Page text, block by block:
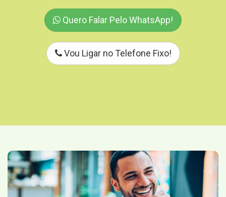
Quero Falar Pelo WhatsApp!
Vou Ligar no Telefone Fixo!